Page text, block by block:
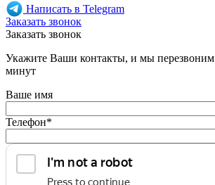
Написать в Telegram
Заказать звонок
Заказать звонок
Укажите Ваши контакты, и мы
минут
Ваше имя
Телефон*